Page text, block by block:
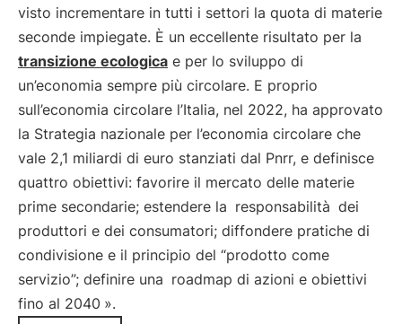
visto incrementare in tutti i settori la quota di materie
seconde impiegate. È un eccellente risultato per la
transizione ecologica e per lo sviluppo di
un’economia sempre più circolare. E proprio
sull’economia circolare l’Italia, nel 2022, ha approvato
la Strategia nazionale per l’economia circolare che
vale 2,1 miliardi di euro stanziati dal Pnrr, e definisce
quattro obiettivi: favorire il mercato delle materie
prime secondarie; estendere la responsabilità dei
produttori e dei consumatori; diffondere pratiche di
condivisione e il principio del “prodotto come
servizio”; definire una roadmap di azioni e obiettivi
fino al 2040 ».